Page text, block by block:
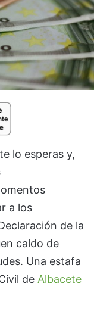
lo esperas y,
a los
de la
caldo de
Una estafa
de Albacete